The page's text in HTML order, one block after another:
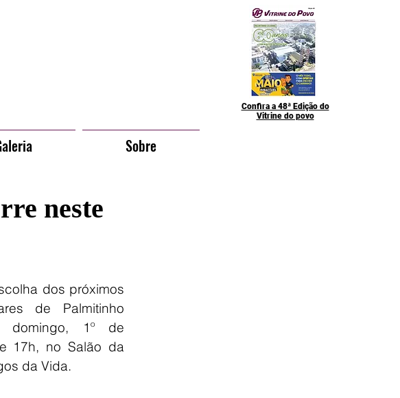
Confira a 48ª Edição do
Vitrine do povo
neste
dos próximos
de Palmitinho
domingo, 1º de
17h, no Salão da
da Vida.
Sobre